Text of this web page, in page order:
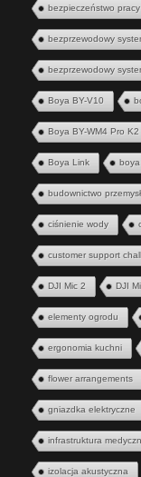
bezpieczeństwo pracy
bezprzewodowy
bezprzewodowy
Boya BY-V10
Boya BY-WM4 Pro K2
Boya Link
budownictwo
ciśnienie wody
customer support
DJI Mic 2 DJI
elementy ogrodu
ergonomia kuchni
flower arrangements
gniazdka elektryczne
infrastruktura
izolacja akustyczna